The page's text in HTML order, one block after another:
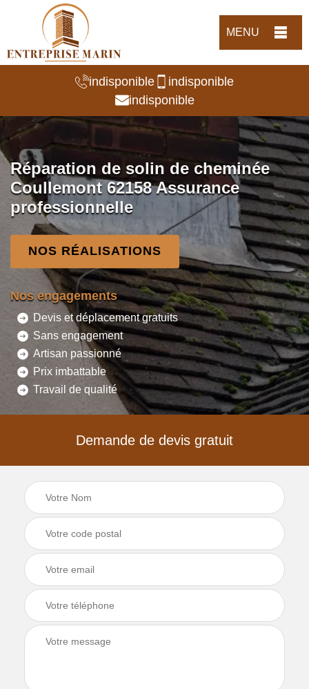
MENU
indisponible
indisponible
indisponible
Réparation de solin de cheminée
Coullemont 62158 Assurance
professionnelle
NOS RÉALISATIONS
Nos engagements
Devis et déplacement gratuits
Sans engagement
Artisan passionné
Prix imbattable
Travail de qualité
Demande de devis gratuit